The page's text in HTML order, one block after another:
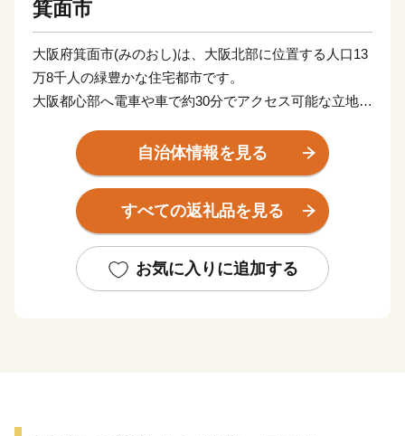
箕面市
大阪府箕面市(みのおし)は、大阪北部に位置する人口13
万8千人の緑豊かな住宅都市です。
大阪都心部へ電車や車で約30分でアクセス可能な立地で
や明治の森箕面国定公園に代表される豊かな自然が特徴
「箕面」の名前の由来は、箕面大滝の流れ落ちる姿が農
具の「箕」の面「「表面」に似ていることから「箕面大
と言われています。
また、「子育て・教育日本一」を掲げ、子育て世代の方
自治体情報を見る
すべての返礼品を見る
お気に入りに追加する